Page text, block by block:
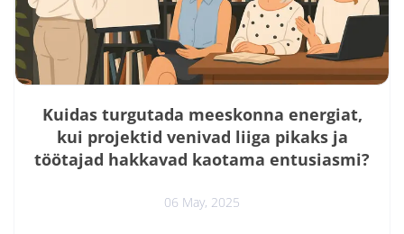
meeskonnad töötavad – inimesed aitavad...
Kuidas turgutada meeskonna energiat,
kui projektid venivad liiga pikaks ja
töötajad hakkavad kaotama entusiasmi?
06 May, 2025